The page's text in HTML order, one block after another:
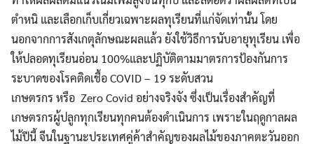
ตำหนิ และเลือกเก็บเกี่ยวเฉพาะผลทุเรียนที่แก่จัดเท่านั้น โดย
นอกจากการสังเกตุลักษณะผลแล้ว ยังใช้วิธีการนับอายุทุเรียน เพื่อ
ให้ปลอดทุเรียนอ่อน 100%และปฏิบัติตามมาตรการป้องกันการ
ระบาดของโรคติดเชื้อ COVID – 19 ระดับสวน
เกษตรกร หรือ Zero Covid อย่างจริงจัง ซึ่งเป็นเรื่องสำคัญที่
เกษตรกรผู้ปลูกทุกเรียนทุกคนต้องดำเนินการ เพราะในฤดูกาลผล
ไม้ปีนี้ จีนในฐานะประเทศคู่ค้าสำคัญของผลไม้ของภาคตะวันออก